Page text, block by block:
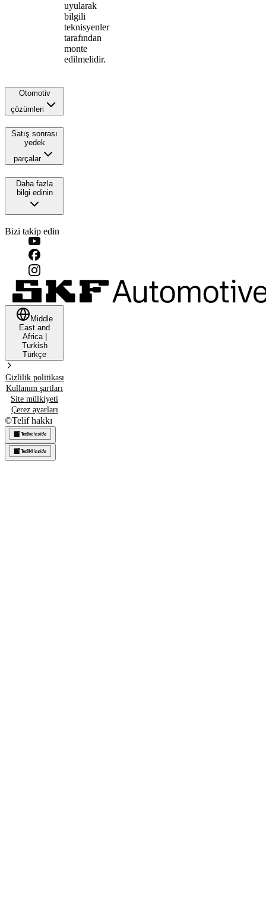
uyularak
bilgili
teknisyenler
tarafından
monte
edilmelidir.
Otomotiv
çözümleri
Satış sonrası
yedek
parçalar
Daha fazla
bilgi edinin
Bizi takip edin
Middle
East and
Africa|
Turkish
Türkçe
Gizlilik politikası
Kullanım şartları
Site mülkiyeti
Çerez ayarları
©Telif hakkı